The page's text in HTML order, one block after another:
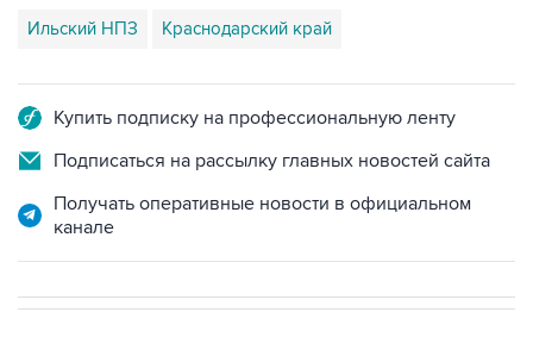
Ильский НПЗ Краснодарский край
Купить подписку на профессиональную ленту
Подписаться на рассылку главных новостей сайта
Получать оперативные новости в официальном
канале